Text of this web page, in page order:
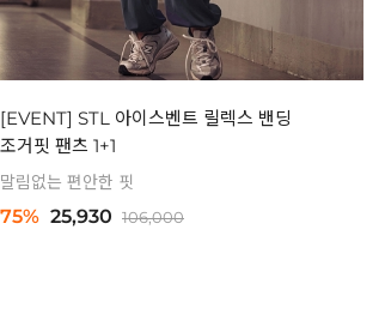
[EVENT] STL 아이스벤트 릴렉스 밴딩
조거핏 팬츠 1+1
말림없는 편안한 핏
75% 25,930 106,000